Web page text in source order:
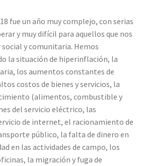
fue un año muy complejo, con serias
y muy difícil para aquellos que nos
y comunitaria. Hemos
la situación de hiperinflación, la
los aumentos constantes de
costos de bienes y servicios, la
(alimentos, combustible y
del servicio eléctrico, las
de internet, el racionamiento de
público, la falta de dinero en
en las actividades de campo, los
la migración y fuga de